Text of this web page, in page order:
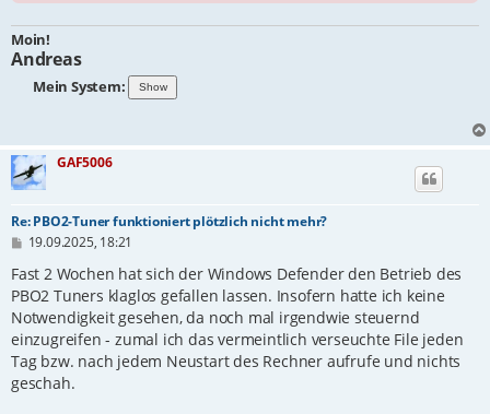
Moin!
Andreas
Mein System:
GAF5006
Re: PBO2-Tuner funktioniert plötzlich nicht mehr?
B
i
t
r
a
g
19.09.2025, 18:21
Fast 2 Wochen hat sich der Windows Defender den Betrieb des
PBO2 Tuners klaglos gefallen lassen. Insofern hatte ich keine
Notwendigkeit gesehen, da noch mal irgendwie steuernd
einzugreifen - zumal ich das vermeintlich verseuchte File jeden
Tag bzw. nach jedem Neustart des Rechner aufrufe und nichts
geschah.